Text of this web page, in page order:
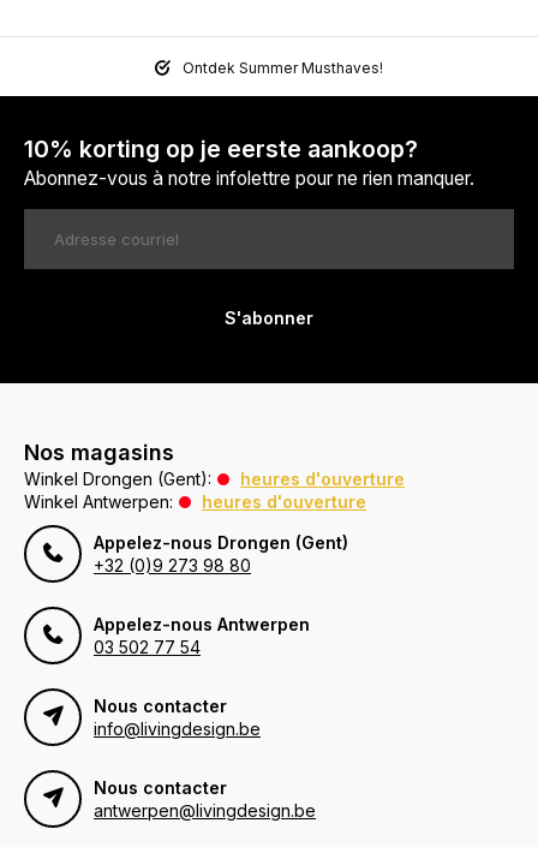
Ontdek Summer Musthaves!
10% korting op je eerste aankoop?
Abonnez-vous à notre infolettre pour ne rien manquer.
S'abonner
Nos magasins
Winkel Drongen (Gent):
heures d'ouverture
Winkel Antwerpen:
heures d'ouverture
Appelez-nous Drongen (Gent)
+32 (0)9 273 98 80
Appelez-nous Antwerpen
03 502 77 54
Nous contacter
info@livingdesign.be
Nous contacter
antwerpen@livingdesign.be